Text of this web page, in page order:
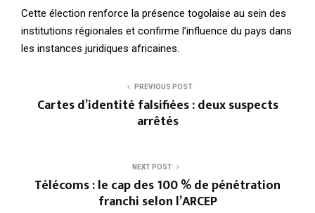
Cette élection renforce la présence togolaise au sein des
institutions régionales et confirme l’influence du pays dans
les instances juridiques africaines.
PREVIOUS POST
Cartes d’identité falsifiées : deux suspects
arrêtés
NEXT POST
Télécoms : le cap des 100 % de pénétration
franchi selon l’ARCEP